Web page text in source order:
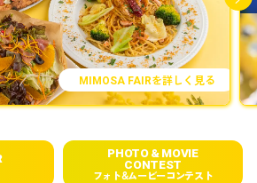
MIMOSA FAIRを詳しく見る
PHOTO & MOVIE
CONTEST
フォト&ムービーコンテスト